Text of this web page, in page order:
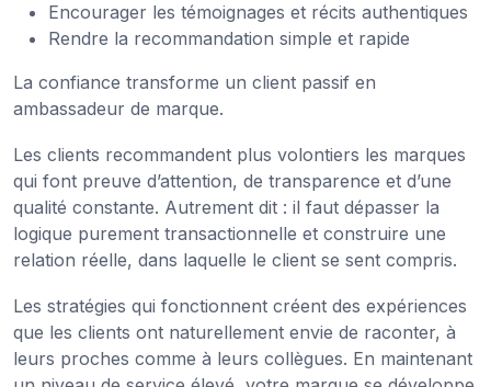
Encourager les témoignages et récits authentiques
Rendre la recommandation simple et rapide
La confiance transforme un client passif en
ambassadeur de marque.
Les clients recommandent plus volontiers les marques
qui font preuve d’attention, de transparence et d’une
qualité constante. Autrement dit : il faut dépasser la
logique purement transactionnelle et construire une
relation réelle, dans laquelle le client se sent compris.
Les stratégies qui fonctionnent créent des expériences
que les clients ont naturellement envie de raconter, à
leurs proches comme à leurs collègues. En maintenant